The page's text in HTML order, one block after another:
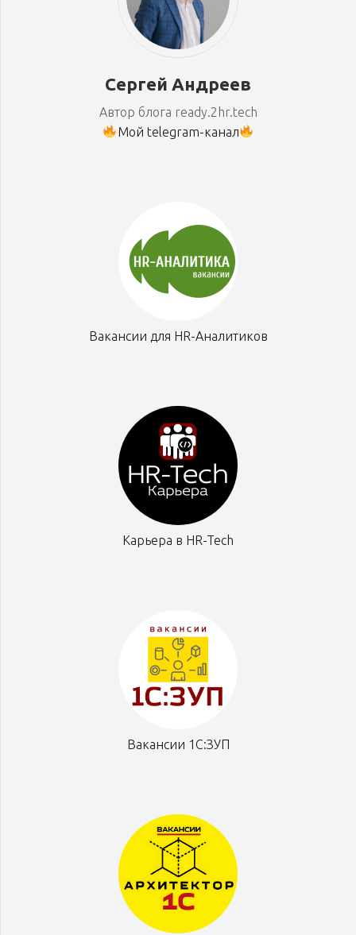
Сергей Андреев
Автор блога ready.2hr.tech
Мой telegram-канал
Вакансии для HR-Аналитиков
Карьера в HR-Tech
Вакансии 1С:ЗУП